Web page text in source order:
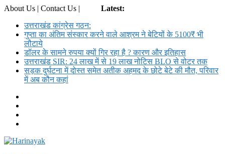
About Us | Contact Us |
Latest:
उत्तराखंड कांग्रेस गठन:
गुप्ता का अंतिम संस्कार करने वाले आश्रम ने बेटियों के 5100₹ भी
लौटाये
डॉलर के सामने रुपया क्यों गिर रहा है ? कारण और इतिहास
उत्तराखंड SIR: 24 लाख में से 19 लाख नोटिस BLO से वोटर तक
सड़क दुर्घटना में दोस्त समेत अतीक अहमद के छोटे बेटे की मौत, परिवार
में अब कौन कहां